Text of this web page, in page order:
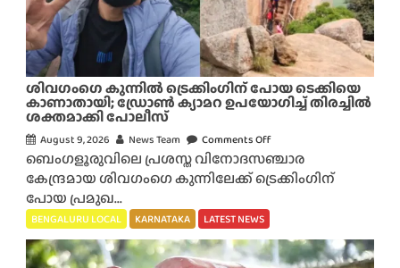
ശിവഗംഗെ കുന്നിൽ ട്രെക്കിംഗിന് പോയ ടെക്കിയെ
കാണാതായി; ഡ്രോൺ ക്യാമറ ഉപയോഗിച്ച് തിരച്ചിൽ
ശക്തമാക്കി പോലീസ്
August 9, 2026 News Team Comments Off
n
ശി
ഗെ
കു
ബെംഗളൂരുവിലെ പ്രശസ്ത വിനോദസഞ്ചാര
കേന്ദ്രമായ ശിവഗംഗെ കുന്നിലേക്ക് ട്രെക്കിംഗിന്
പോയ പ്രമുഖ...
BENGALURU LOCAL KARNATAKA LATEST NEWS